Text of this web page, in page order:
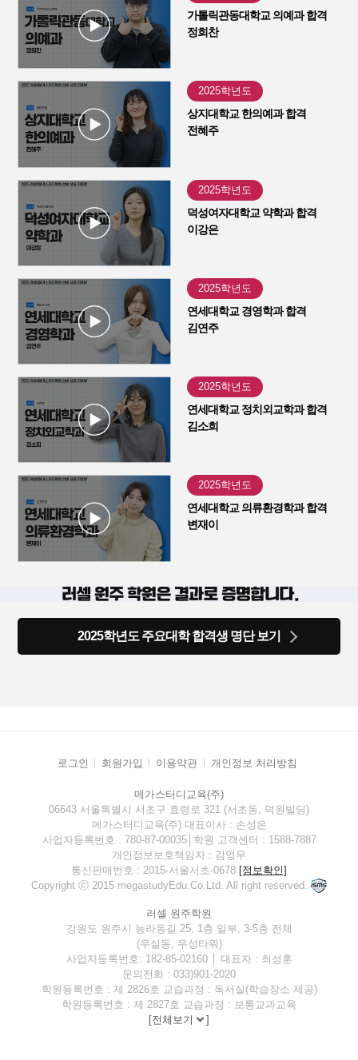
가톨릭관동대학교 의예과 합격
정희찬
2025학년도
상지대학교 한의예과 합격
전혜주
2025학년도
덕성여자대학교 약학과 합격
이강은
2025학년도
연세대학교 경영학과 합격
김연주
2025학년도
연세대학교 정치외교학과 합격
김소희
2025학년도
연세대학교 의류환경학과 합격
변재이
2025학년도 주요대학 합격생 명단 보기
로그인 회원가입 이용약관 개인정보 처리방침
메가스터디교육(주)
06643 서울특별시 서초구 효령로 321 (서초동, 덕원빌딩)
메가스터디교육(주) 대표이사 : 손성은
사업자등록번호 : 780-87-00035│학원 고객센터 : 1588-7887
개인정보보호책임자 : 김영무
통신판매번호 : 2015-서울서초-0678 [정보확인]
Copyright ⓒ 2015 megastudyEdu.Co.Ltd. All right reserved.
러셀 원주학원
강원도 원주시 능라동길 25, 1층 일부, 3-5층 전체
(무실동, 우성타워)
사업자등록번호: 182-85-02160 │ 대표자 : 최성훈
문의전화 : 033)901-2020
학원등록번호 : 제 2826호 교습과정 : 독서실(학습장소 제공)
학원등록번호 : 제 2827호 교습과정 : 보통교과교육
[전체보기 ]